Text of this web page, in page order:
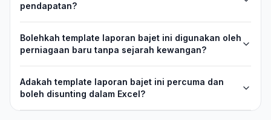
pendapatan?
Bolehkah template laporan bajet ini digunakan oleh
perniagaan baru tanpa sejarah kewangan?
Adakah template laporan bajet ini percuma dan
boleh disunting dalam Excel?